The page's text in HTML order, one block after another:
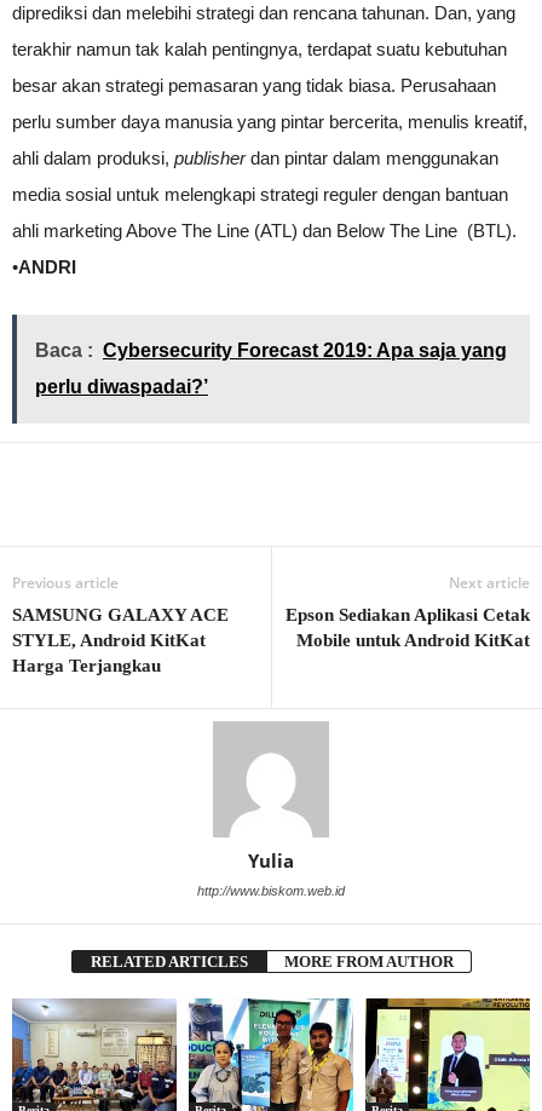
diprediksi dan melebihi strategi dan rencana tahunan. Dan, yang
terakhir namun tak kalah pentingnya, terdapat suatu kebutuhan
besar akan strategi pemasaran yang tidak biasa. Perusahaan
perlu sumber daya manusia yang pintar bercerita, menulis kreatif,
ahli dalam produksi, publisherdan pintar dalam menggunakan
media sosial untuk melengkapi strategi reguler dengan bantuan
ahli marketing Above The Line (ATL) dan Below The Line (BTL).
•ANDRI
Baca : Cybersecurity Forecast 2019: Apa saja yang
perlu diwaspadai?’
Previous article
SAMSUNG GALAXY ACE
STYLE, Android KitKat
Harga Terjangkau
Next article
Epson Sediakan Aplikasi Cetak
Mobile untuk Android KitKat
Yulia
http://www.biskom.web.id
RELATED ARTICLES MORE FROM AUTHOR